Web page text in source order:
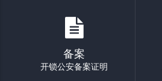
备案
开锁公安备案证明